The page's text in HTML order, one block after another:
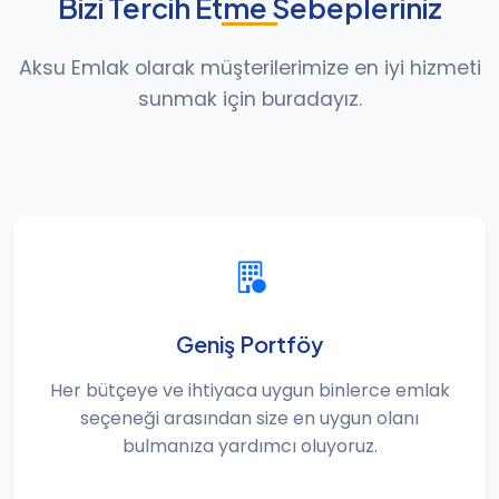
Aksu Emlak olarak müşterilerimize en iyi hizmeti
sunmak için buradayız.
Geniş Portföy
Her bütçeye ve ihtiyaca uygun binlerce emlak
seçeneği arasından size en uygun olanı
bulmanıza yardımcı oluyoruz.